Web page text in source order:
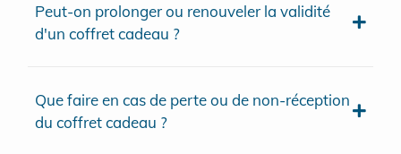
Peut-on prolonger ou renouveler la validité
d'un coffret cadeau ?
Que faire en cas de perte ou de non-réception
du coffret cadeau ?